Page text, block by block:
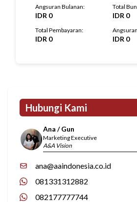
Angsuran Bulanan:
IDR 0
Total
IDR 0
Total Pembayaran:
IDR 0 IDR 0
Hubungi Kami
Ana / Gun
Marketing Executive
A&A Vision
ana@aaindonesia.co.id
081331312882
082177777744